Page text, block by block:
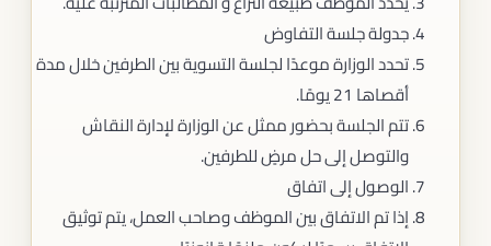
جدولة جلسة التفاوض
تحدد الوزارة موعدًا لجلسة التسوية بين الطرفين خلال مدة
أقصاها 21 يومًا.
تتم الجلسة بحضور ممثل عن الوزارة لإدارة النقاش
والتوصل إلى حل مرضٍ للطرفين.
الوصول إلى اتفاق
إذا تم الاتفاق بين الموظف وصاحب العمل، يتم توثيق